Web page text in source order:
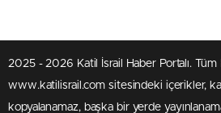
2025 - 2026 Katil İsrail Haber Portalı. Tüm
www.katilisrail.com sitesindeki içerikler,
kopyalanamaz, başka bir yerde